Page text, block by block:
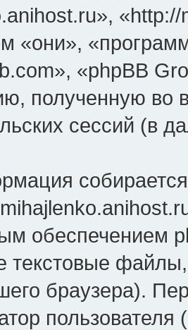
«они»,
«phpBB
полученную во
сессий (в
обеспечением
текстовые
браузера).